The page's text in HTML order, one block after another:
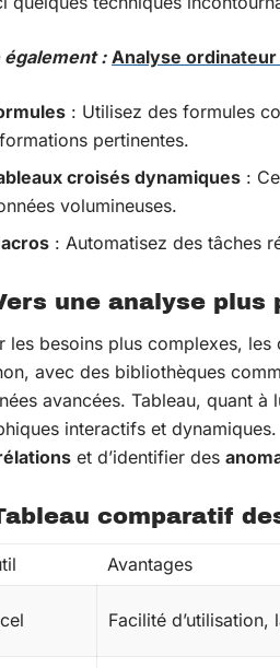
également : Analyse
: Utilisez des formules
pertinentes.
croisés dynamiques :
volumineuses.
: Automatisez des tâches
une analyse plus
les besoins plus complexes,
avec des bibliothèques
avancées. Tableau, quant à
interactifs et
et d’identifier des
comparatif
Avantages
Facilité d’utilisation,